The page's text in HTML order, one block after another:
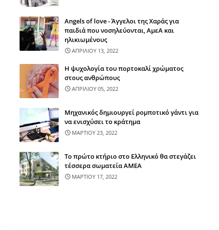
Angels of love - Άγγελοι της Χαράς για
παιδιά που νοσηλεύονται, ΑμεΑ και
ηλικιωμένους
ΑΠΡΙΛΙΟΥ 13, 2022
Η ψυχολογία του πορτοκαλί χρώματος
στους ανθρώπους
ΑΠΡΙΛΙΟΥ 05, 2022
Μηχανικός δημιουργεί ρομποτικό γάντι για
να ενισχύσει το κράτημα
ΜΑΡΤΙΟΥ 23, 2022
Τo πρώτο κτήριο στο Ελληνικό θα στεγάζει
τέσσερα σωματεία ΑΜΕΑ
ΜΑΡΤΙΟΥ 17, 2022